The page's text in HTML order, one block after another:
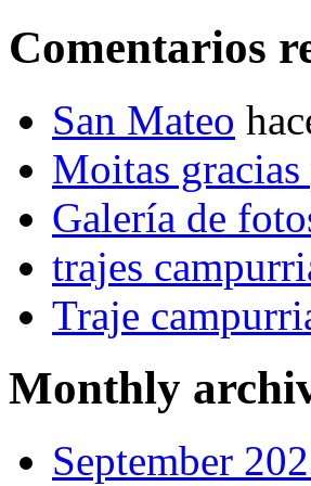
Comentarios
San Mateo
Moitas
Galería de
trajes
Traje
Monthly
September